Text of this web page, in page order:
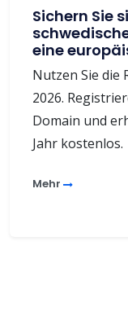
Sichern Sie
eine
Nutzen Sie die
2026.
Domain und
Jahr kostenlos.
Mehr